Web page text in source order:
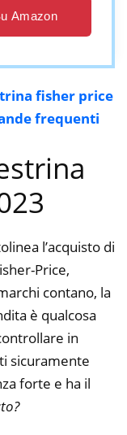
Amazon
fisher price
frequenti
l’acquisto di
Price,
contano, la
è qualcosa
in
sicuramente
forte e ha il